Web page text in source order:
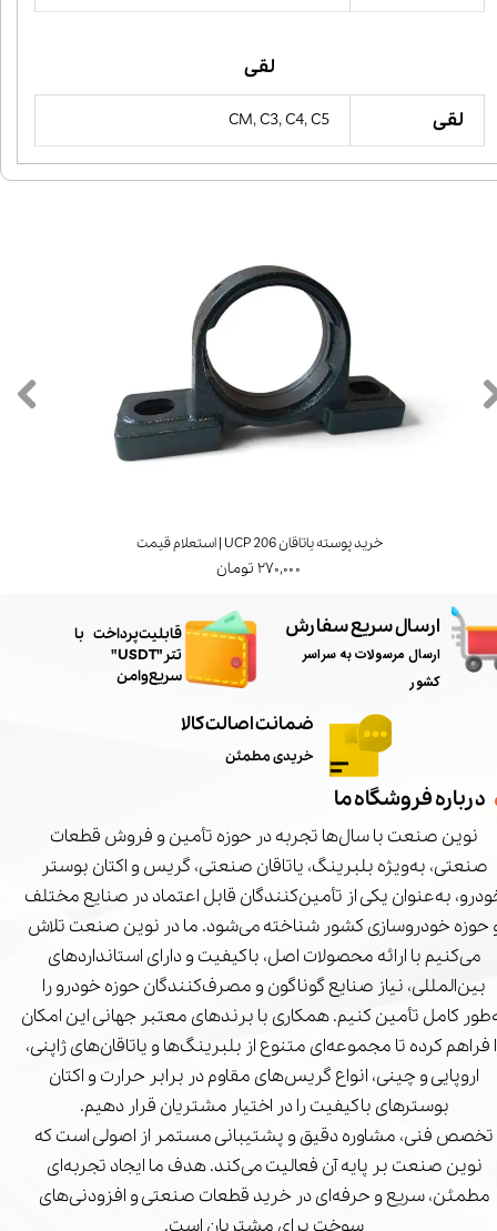
لقی
لقی CM, C3, C4, C5
خرید پوسته یاتاقان UCP 206 | استعلام قیمت
۲۷۰,۰۰۰ تومان
ارسال سریع سفارش
ارسال مرسولات به سراسر
کشور
ضمانت اصالت کالا
خریدی مطمئن
درباره فروشگاه ما
نوین صنعت با سال‌ها تجربه در حوزه تأمین و فروش قطعات
صنعتی، به‌ویژه بلبرینگ، یاتاقان صنعتی، گریس و اکتان بوستر
به‌عنوان یکی از تأمین‌کنندگان قابل اعتماد در صنایع مختلف
حوزه خودروسازی کشور شناخته می‌شود. ما در نوین صنعت تلاش
می‌کنیم با ارائه محصولات اصل، باکیفیت و دارای استانداردهای
بین‌المللی، نیاز صنایع گوناگون و مصرف‌کنندگان حوزه خودرو را
کامل تأمین کنیم. همکاری با برندهای معتبر جهانی این امکان
فراهم کرده تا مجموعه‌ای متنوع از بلبرینگ‌ها و یاتاقان‌های ژاپنی،
اروپایی و چینی، انواع گریس‌های مقاوم در برابر حرارت و اکتان
بوسترهای باکیفیت را در اختیار مشتریان قرار دهیم.
تخصص فنی، مشاوره دقیق و پشتیبانی مستمر از اصولی است که
نوین صنعت بر پایه آن فعالیت می‌کند. هدف ما ایجاد تجربه‌ای
مطمئن، سریع و حرفه‌ای در خرید قطعات صنعتی و افزودنی‌های
سوخت برای مشتریان است.
​قابلیت پرداخت با
تتر"USDT"
سریع و امن